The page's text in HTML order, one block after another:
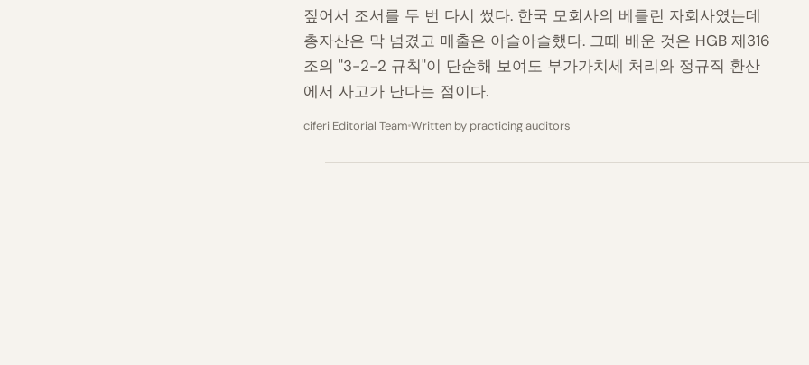
짚어서 조서를 두 번 다시 썼다. 한국 모회사의 베를린 자회사였는데
총자산은 막 넘겼고 매출은 아슬아슬했다. 그때 배운 것은 HGB 제316
조의 "3-2-2 규칙"이 단순해 보여도 부가가치세 처리와 정규직 환산
에서 사고가 난다는 점이다.
ciferi Editorial Team Written by practicing auditors